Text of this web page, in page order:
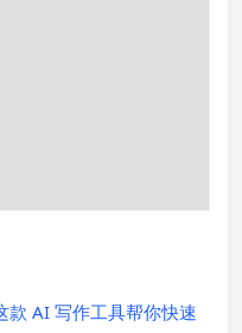
款 AI 写作工具帮你快速